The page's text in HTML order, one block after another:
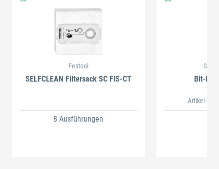
Festool
SELFCLEAN Filtersack SC FIS-CT
8 Ausführungen
Bit-
Artikel-Nr.